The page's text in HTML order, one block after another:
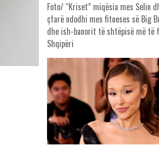
Foto/ “Kriset” miqësia mes Selin
çfarë ndodhi mes fitueses së Big
dhe ish-banorit të shtëpisë më të
Shqipëri